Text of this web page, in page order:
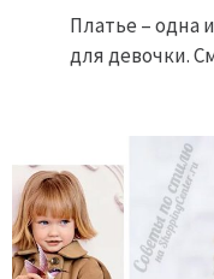
Платье – одна
для девочки.